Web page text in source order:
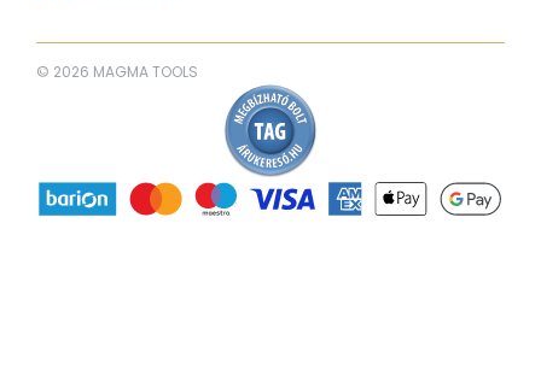
© 2026 MAGMA TOOLS